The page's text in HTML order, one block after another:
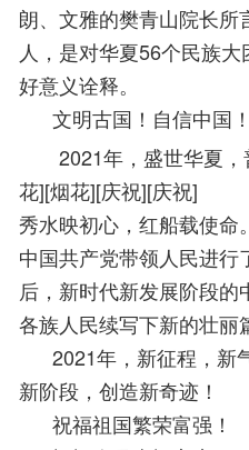
朗、文雅的樊青山院长
人，是对华夏56个民族
好意义诠释。
文明古国！自信中国！
2021年，盛世华夏
花][烟花][庆祝][庆祝]
秀水映初心，红船载使命
中国共产党带领人民进
后，新时代新发展阶段
各族人民续写下新的壮丽
新阶段，创造新奇迹！
祝福祖国繁荣富强！